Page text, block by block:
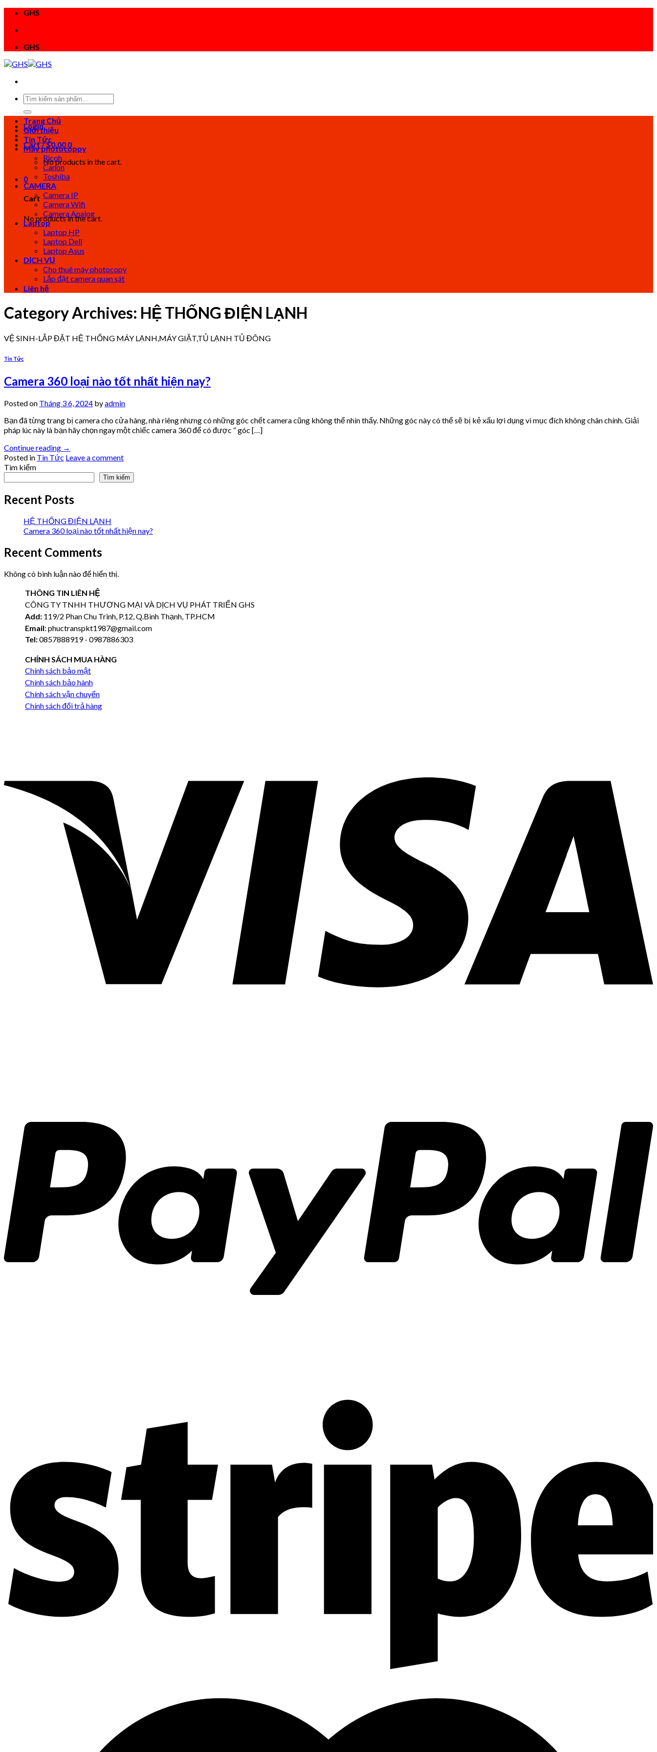
Skip
content
GHS
GHS
Login
Cart /$0.00 0
No products in the cart.
0
Cart
No products in the cart.
Trang Chủ
Giới thiệu
Tin Tức
Máy photocoppy
Ricoh
Canon
Toshiba
CAMERA
Camera IP
Camera Wifi
Camera Analog
Laptop
Laptop HP
Laptop Dell
Laptop Asus
DỊCH VỤ
Cho thuê máy photocopy
Lắp đặt camera quan sát
Liên hệ
Category Archives: HỆ THỐNG ĐIỆN LẠNH
VỆ SINH-LẮP ĐẶT HỆ THỐNG MÁY LẠNH,MÁY GIẶT,TỦ LẠNH TỦ ĐÔNG
Tin Tức
Camera 360 loại nào tốt nhất hiện nay?
Posted on Tháng 3 6, 2024 byadmin
Bạn đã từng trang bị camera cho cửa hàng, nhà riêng nhưng có những góc chết camera cũng không thể nhìn thấy. Những góc này có thể sẽ bị kẻ xấu lợi dụng vì mục đích không chân chính. Giải
pháp lúc này là bạn hãy chọn ngay một chiếc camera 360 để có được “ góc […]
Continue reading →
Posted in Tin Tức Leave a comment
Tìm kiếm
Tìm kiếm
Recent Posts
HỆ THỐNG ĐIỆN LẠNH
Camera 360 loại nào tốt nhất hiện nay?
Recent Comments
Không có bình luận nào để hiển thị.
THÔNG TIN LIÊN HỆ
CÔNG TY TNHH THƯƠNG MẠI VÀ DỊCH VỤ PHÁT TRIỂN GHS
Add: 119/2 Phan Chu Trinh, P.12, Q.Bình Thạnh, TP.HCM
Email: phuctranspkt1987@gmail.com
Tel:0857888919 - 0987886303
CHÍNH SÁCH MUA HÀNG
Chính sách bảo mật
Chính sách bảo hành
Chính sách vận chuyển
Chính sách đổi trả hàng